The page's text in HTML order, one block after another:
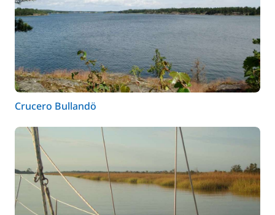
Crucero Bullandö